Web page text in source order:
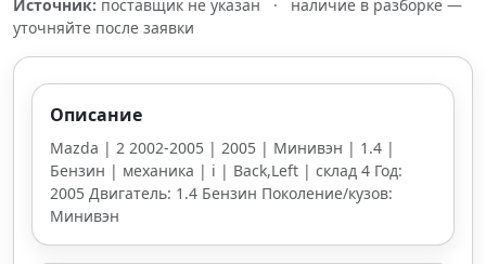
Источник: поставщик не указан ·
наличие в разборке —
уточняйте после заявки
Описание
Mazda | 2 2002-2005 | 2005 | Минивэн | 1.4 |
Бензин | механика | i | Back,Left | склад 4 Год:
2005 Двигатель: 1.4 Бензин Поколение/кузов:
Минивэн